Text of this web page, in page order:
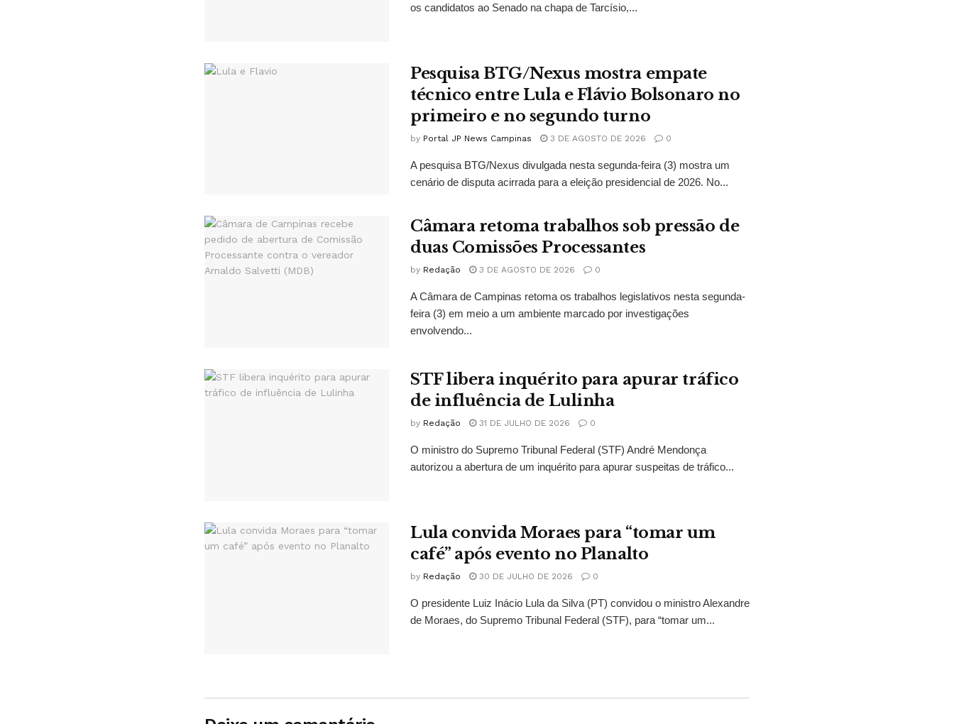
os candidatos ao Senado na chapa de Tarcísio,...
Pesquisa BTG/Nexus mostra empate
técnico entre Lula e Flávio Bolsonaro no
primeiro e no segundo turno
by Portal JP News Campinas 3 DE AGOSTO DE 2026 0
A pesquisa BTG/Nexus divulgada nesta segunda-feira (3) mostra um
cenário de disputa acirrada para a eleição presidencial de 2026. No...
Câmara retoma trabalhos sob pressão de
duas Comissões Processantes
by Redação 3 DE AGOSTO DE 2026 0
A Câmara de Campinas retoma os trabalhos legislativos nesta segunda-
feira (3) em meio a um ambiente marcado por investigações
envolvendo...
STF libera inquérito para apurar tráfico
de influência de Lulinha
by Redação 31 DE JULHO DE 2026 0
O ministro do Supremo Tribunal Federal (STF) André Mendonça
autorizou a abertura de um inquérito para apurar suspeitas de tráfico...
Lula convida Moraes para “tomar um
café” após evento no Planalto
by Redação 30 DE JULHO DE 2026 0
O presidente Luiz Inácio Lula da Silva (PT) convidou o ministro Alexandre
de Moraes, do Supremo Tribunal Federal (STF), para “tomar um...